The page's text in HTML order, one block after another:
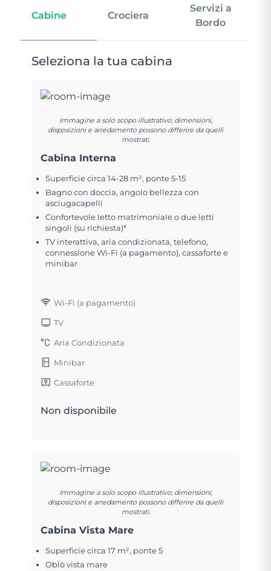
Cabine Crociera
Servizi a
Bordo
Seleziona la tua cabina
Immagine a solo scopo illustrativo; dimensioni,
disposizioni e arredamento possono differire da quelli
mostrati.
Cabina Interna
Superficie circa 14-28 m², ponte 5-15
Bagno con doccia, angolo bellezza con
asciugacapelli
Confortevole letto matrimoniale o due letti
singoli (su richiesta)*
TV interattiva, aria condizionata, telefono,
connessione Wi-Fi (a pagamento), cassaforte e
minibar
Wi-Fi (a pagamento)
TV
Aria Condizionata
Minibar
Cassaforte
Non disponibile
Immagine a solo scopo illustrativo; dimensioni,
disposizioni e arredamento possono differire da quelli
mostrati.
Cabina Vista Mare
Superficie circa 17 m², ponte 5
Oblò vista mare